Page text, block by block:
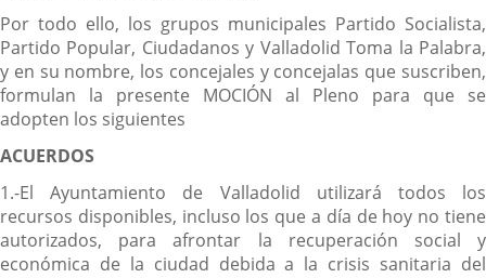
Por todo ello, los grupos municipales Partido Socialista,
Partido Popular, Ciudadanos y Valladolid Toma la Palabra,
y en su nombre, los concejales y concejalas que suscriben,
formulan la presente MOCIÓN al Pleno para que se
adopten los siguientes
ACUERDOS
1.-El Ayuntamiento de Valladolid utilizará todos los
recursos disponibles, incluso los que a día de hoy no tiene
autorizados, para afrontar la recuperación social y
económica de la ciudad debida a la crisis sanitaria del